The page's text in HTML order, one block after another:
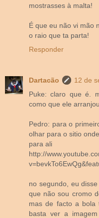
mostrasses à malta!
É que eu não vi mão
o raio que ta parta!
Responder
Dartacão
12 de
Puke: claro que é.
como que ele
Pedro: para o
olhar para o sitio
para ali
http://
no segundo, eu
que não sou cromo
mas de facto a bola
basta ver a